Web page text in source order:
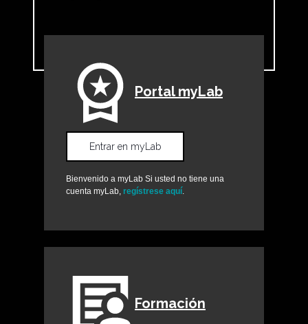
Portal myLab
Entrar en myLab
Bienvenido a myLab Si usted no tiene una
cuenta myLab, regístrese aquí
Formación